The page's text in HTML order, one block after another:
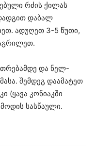
რძის ქილას
დაბალ
ადუღეთ 3-5 წუთი,
და ნელ-
შემდეგ დაამატეთ
(ყავა კონიაკში
სასწაული.